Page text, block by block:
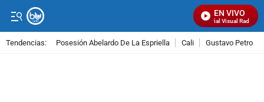
EN VIVO
Señal Visual Radio
Tendencias: Posesión Abelardo De La Espriella Cali Gustavo Petro